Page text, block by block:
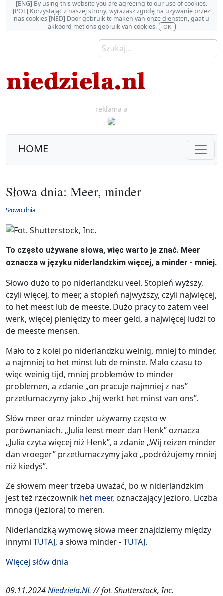
[ENG] By using this website you are agreeing to our use of cookies.
[POL] Korzystając z naszej strony, wyrażasz zgodę na używanie przez
nas cookies [NED] Door gebruik te maken van onze diensten, gaat u
akkoord met ons gebruik van cookies.
OK
reklama a
HOME
Słowa dnia: Meer, minder
Słowo dnia
To często używane słowa, więc warto je znać. Meer
oznacza w języku niderlandzkim więcej, a minder - mniej.
Słowo dużo to po niderlandzku veel. Stopień wyższy,
czyli więcej, to meer, a stopień najwyższy, czyli najwięcej,
to het meest lub de meeste. Dużo pracy to zatem veel
werk, więcej pieniędzy to meer geld, a najwięcej ludzi to
de meeste mensen.
Mało to z kolei po niderlandzku weinig, mniej to minder,
a najmniej to het minst lub de minste. Mało czasu to
więc weinig tijd, mniej problemów to minder
problemen, a zdanie „on pracuje najmniej z nas”
przetłumaczymy jako „hij werkt het minst van ons”.
Słów meer oraz minder używamy często w
porównaniach. „Julia leest meer dan Henk” oznacza
„Julia czyta więcej niż Henk”, a zdanie „Wij reizen minder
dan vroeger” przetłumaczymy jako „podróżujemy mniej
niż kiedyś”.
Ze słowem meer trzeba uważać, bo w niderlandzkim
jest też rzeczownik het meer, oznaczający jezioro. Liczba
mnoga (jeziora) to meren.
Niderlandzką wymowę słowa meer znajdziemy między
innymi TUTAJ, a słowa minder -TUTAJ.
Więcej słów dnia
09.11.2024Niedziela.NL// fot. Shutterstock, Inc.